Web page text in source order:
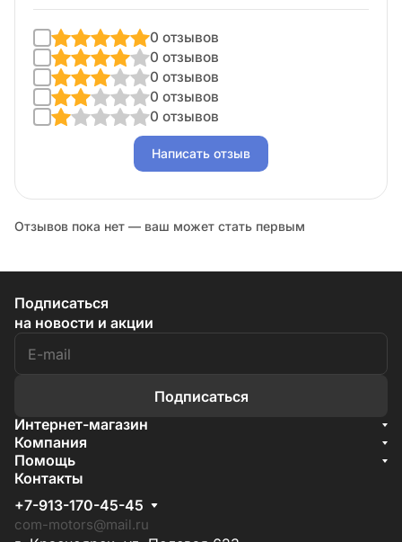
0 отзывов
0 отзывов
0 отзывов
0 отзывов
0 отзывов
Написать отзыв
Отзывов пока нет — ваш может стать первым
Подписаться
на новости и акции
Подписаться
Интернет-магазин
Акции
Бренды
Компания
О компании
Документы
Условия поставки
Отзывы
Помощь
Условия доставки
Способы оплаты
Гарантия на товар
Контакты
+7-913-170-45-45
com-motors@mail.ru